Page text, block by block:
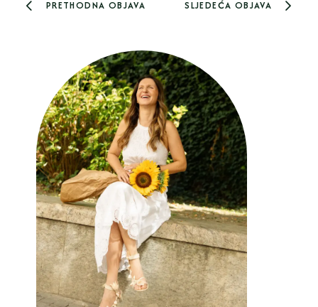
PRETHODNA OBJAVA SLJEDEĆA OBJAVA